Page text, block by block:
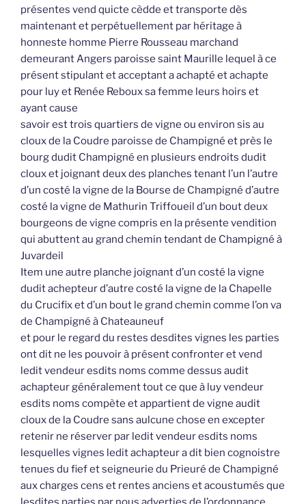
présentes vend quicte cèdde et transporte dès
maintenant et perpétuellement par héritage à
honneste homme Pierre Rousseau marchand
demeurant Angers paroisse saint Maurille lequel à ce
présent stipulant et acceptant a achapté et achapte
pour luy et Renée Reboux sa femme leurs hoirs et
ayant cause
savoir est trois quartiers de vigne ou environ sis au
cloux de la Coudre paroisse de Champigné et près le
bourg dudit Champigné en plusieurs endroits dudit
cloux et joignant deux des planches tenant l’un l’autre
d’un costé la vigne de la Bourse de Champigné d’autre
costé la vigne de Mathurin Triffoueil d’un bout deux
bourgeons de vigne compris en la présente vendition
qui abuttent au grand chemin tendant de Champigné à
Juvardeil
Item une autre planche joignant d’un costé la vigne
dudit achepteur d’autre costé la vigne de la Chapelle
du Crucifix et d’un bout le grand chemin comme l’on va
de Champigné à Chateauneuf
et pour le regard du restes desdites vignes les parties
ont dit ne les pouvoir à présent confronter et vend
ledit vendeur esdits noms comme dessus audit
achapteur généralement tout ce que à luy vendeur
esdits noms compète et appartient de vigne audit
cloux de la Coudre sans aulcune chose en excepter
retenir ne réserver par ledit vendeur esdits noms
lesquelles vignes ledit achapteur a dit bien cognoistre
tenues du fief et seigneurie du Prieuré de Champigné
aux charges cens et rentes anciens et acoustumés que